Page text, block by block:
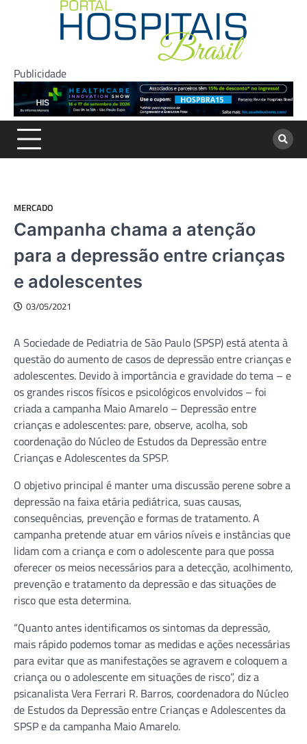
Publicidade
MERCADO
Campanha chama a atenção
para a depressão entre crianças
e adolescentes
03/05/2021
A Sociedade de Pediatria de São Paulo (SPSP) está atenta à
questão do aumento de casos de depressão entre crianças e
adolescentes. Devido à importância e gravidade do tema – e
os grandes riscos físicos e psicológicos envolvidos – foi
criada a campanha Maio Amarelo – Depressão entre
crianças e adolescentes: pare, observe, acolha, sob
coordenação do Núcleo de Estudos da Depressão entre
Crianças e Adolescentes da SPSP.
O objetivo principal é manter uma discussão perene sobre a
depressão na faixa etária pediátrica, suas causas,
consequências, prevenção e formas de tratamento. A
campanha pretende atuar em vários níveis e instâncias que
lidam com a criança e com o adolescente para que possa
oferecer os meios necessários para a detecção, acolhimento,
prevenção e tratamento da depressão e das situações de
risco que esta determina.
“Quanto antes identificamos os sintomas da depressão,
mais rápido podemos tomar as medidas e ações necessárias
para evitar que as manifestações se agravem e coloquem a
criança ou o adolescente em situações de risco”, diz a
psicanalista Vera Ferrari R. Barros, coordenadora do Núcleo
de Estudos da Depressão entre Crianças e Adolescentes da
SPSP e da campanha Maio Amarelo.